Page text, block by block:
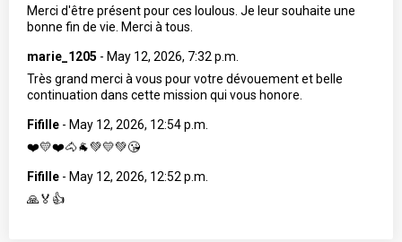
Merci d'être présent pour ces loulous. Je leur souhaite une
bonne fin de vie. Merci à tous.
marie_1205 - May 12, 2026, 7:32 p.m.
Très grand merci à vous pour votre dévouement et belle
continuation dans cette mission qui vous honore.
Fifille - May 12, 2026, 12:54 p.m.
❤️💛❤️🐴🐐💚💛💚😘
Fifille - May 12, 2026, 12:52 p.m.
🙏🏅👍